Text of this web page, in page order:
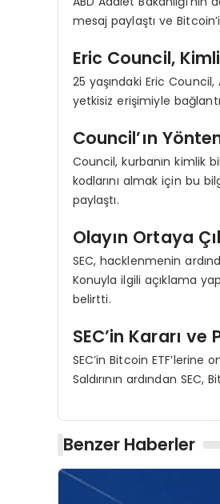
mesaj paylaştı ve
Eric Council,
25 yaşındaki Eric Council,
yetkisiz erişimiyle
Council’ın
Council, kurbanın kimlik
kodlarını almak için bu
paylaştı.
Olayın Ortaya
SEC, hacklenmenin
Konuyla ilgili açıklama
belirtti.
SEC’in Kararı ve
SEC’in Bitcoin
Saldırının ardından
Benzer Haberler